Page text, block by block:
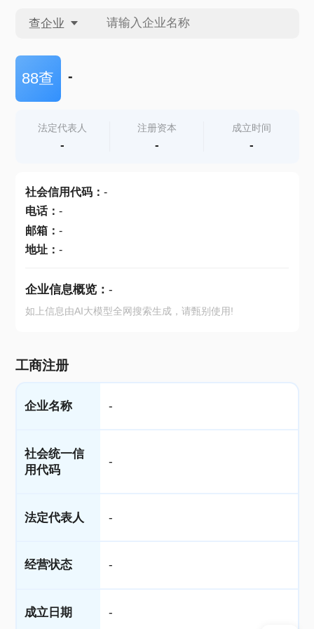
查企业
查企业
查产地
88查 -
法定代表人
-
注册资本
-
成立时间
-
社会信用代码： -
电话： -
邮箱： -
地址： -
企业信息概览： -
如上信息由AI大模型全网搜索生成，请甄别使用!
工商注册
企业名称 -
社会统一信
用代码
-
法定代表人 -
经营状态 -
成立日期 -